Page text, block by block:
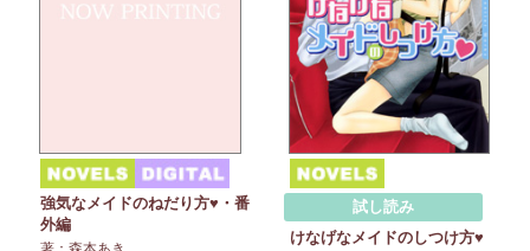
強気なメイドのねだり方♥・番
外編
試し読み
けなげなメイドのしつけ方♥